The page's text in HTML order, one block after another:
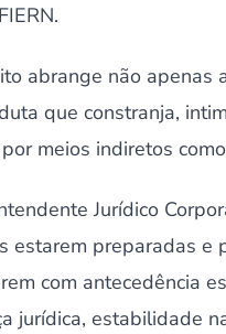
abrange não
que constranja,
meios indiretos
Jurídico
estarem preparadas e
com antecedência
jurídica, estabilidade